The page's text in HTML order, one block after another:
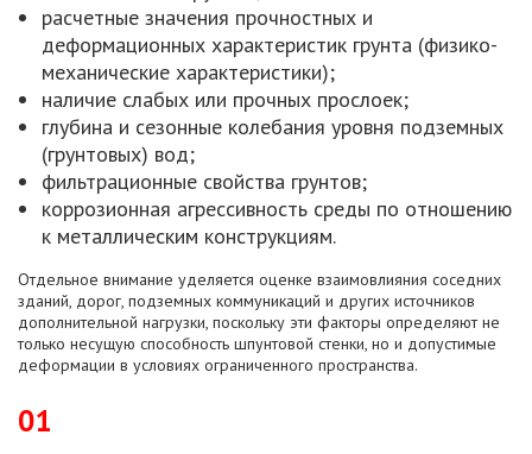
расчетные значения прочностных и
деформационных характеристик грунта (физико-
механические характеристики);
наличие слабых или прочных прослоек;
глубина и сезонные колебания уровня подземных
(грунтовых) вод;
фильтрационные свойства грунтов;
коррозионная агрессивность среды по отношению
к металлическим конструкциям.
Отдельное внимание уделяется оценке взаимовлияния соседних
зданий, дорог, подземных коммуникаций и других источников
дополнительной нагрузки, поскольку эти факторы определяют не
только несущую способность шпунтовой стенки, но и допустимые
деформации в условиях ограниченного пространства.
01